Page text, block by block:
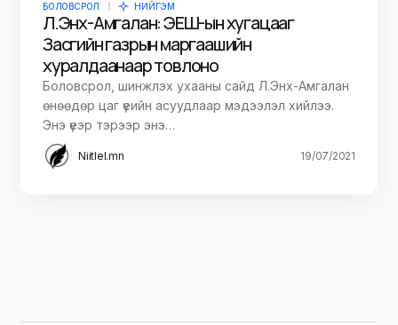
БОЛОВСРОЛ НИЙГЭМ
Л.Энх-Амгалан: ЭЕШ-ын хугацааг
Засгийн газрын маргаашийн
хуралдаанаар товлоно
Боловсрол, шинжлэх ухааны сайд Л.Энх-Амгалан
өнөөдөр цаг үеийн асуудлаар мэдээлэл хийлээ.
Энэ үеэр тэрээр энэ…
Niitlel.mn 19/07/2021